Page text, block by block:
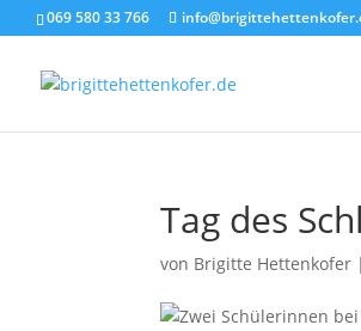
069 580 33 766
Tag des
von Brigitte Hettenkofer |